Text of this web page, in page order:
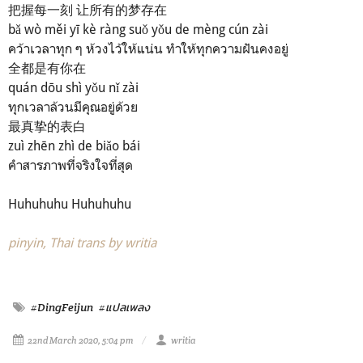
把握每一刻 让所有的梦存在
bǎ wò měi yī kè ràng suǒ yǒu de mèng cún zài
คว้าเวลาทุก ๆ ห้วงไว้ให้แน่น ทำให้ทุกความฝันคงอยู่
全都是有你在
quán dōu shì yǒu nǐ zài
ทุกเวลาล้วนมีคุณอยู่ด้วย
最真挚的表白
zuì zhēn zhì de biǎo bái
คำสารภาพที่จริงใจที่สุด
Huhuhuhu Huhuhuhu
pinyin, Thai trans by writia
#DingFeijun #แปลเพลง
22nd March 2020, 5:04 pm writia